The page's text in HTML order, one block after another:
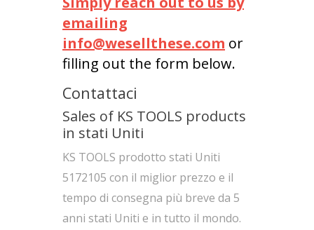
emailing
info@wesellthese.com or
filling out the form below.
Contattaci
Sales of KS TOOLS products
in stati Uniti
KS TOOLS prodotto stati Uniti
5172105 con il miglior prezzo e il
tempo di consegna più breve da 5
anni stati Uniti e in tutto il mondo.